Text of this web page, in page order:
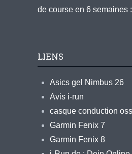
de course en 6 semaines
LIENS
Asics gel Nimbus 26
Avis i-run
casque conduction
Garmin Fenix 7
Garmin Fenix 8